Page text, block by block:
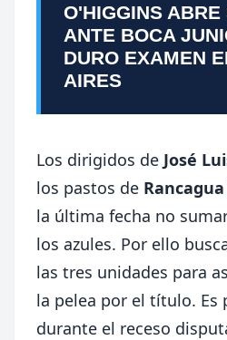
O'HIGGINS ABRE
ANTE BOCA
DURO EXAMEN
AIRES
Los dirigidos de José
los pastos de Rancagua
la última fecha no
los azules. Por ello
las tres unidades para
la pelea por el título. Es
durante el receso